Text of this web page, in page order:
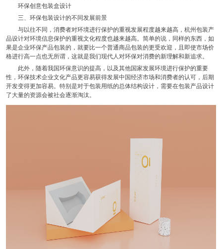
环保创意包装盒设计
三、环保包装设计的不同发展前景
与以往不同，消费者对环境进行保护的重视发展程度越来越高，杭州包装产
品设计对环境信息保护的重视文化程度也越来越高。简单的说，同样的东西，如
果是企业环保产品包装的，就要比一个普通商品包装的更受欢迎，且即使市场价
格进行高一点也无所谓，这就是我们现代人对环保对消费的新理解和新追求。
此外，随着我国环保意识的提高，以及其他国家发展环境进行保护的重要
性，环保技术企业文化产品更容易获得发展中国经济市场和消费者的认可，后期
开发变得更加容易。特别是对于包装用纸的总体结构设计，需要在包装产品设计
了大量的资源会被社会逐渐淘汰。